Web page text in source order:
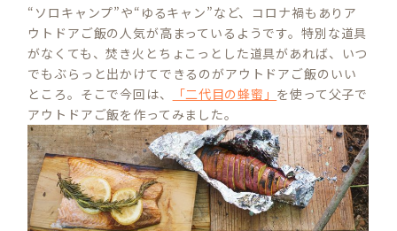
“ソロキャンプ”や“ゆるキャン”など、コロナ禍もありア
ウトドアご飯の人気が高まっているようです。特別な道具
がなくても、焚き火とちょこっとした道具があれば、いつ
でもぶらっと出かけてできるのがアウトドアご飯のいい
ところ。そこで今回は、
「二代目の蜂蜜」 を使って父子で
アウトドアご飯を作ってみました。